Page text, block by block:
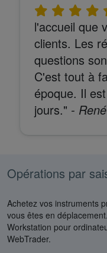
l'accueil que
clients. Les
questions
C'est tout à
époque. Il
jours." - René
Opérations par
Achetez vos instruments
vous êtes en
Workstation pour
WebTrader.